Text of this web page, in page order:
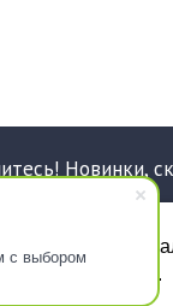
с выбором
Новинки,
для
Яндекс.Метрика.